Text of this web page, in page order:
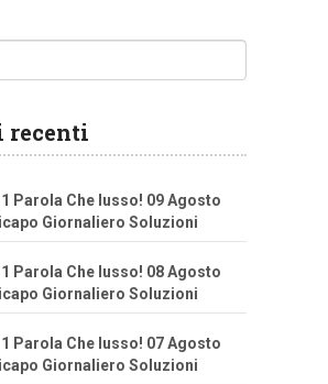
Parola Che lusso! 09 Agosto
Giornaliero Soluzioni
Parola Che lusso! 08 Agosto
Giornaliero Soluzioni
Parola Che lusso! 07 Agosto
Giornaliero Soluzioni